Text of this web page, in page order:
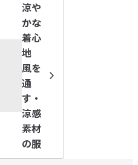
シルエットのサロペットで
トで、風通しが良く涼やかな
アジャスターは調整可能で、
単です。Tシャツやタンクトッ
着して即決！！スッキリし
たw そして先日外出時に着
の素材のファンになりまし
を購入！
Mで問題なし。後ろはギャザ
チオグリーンのようなキレ
涼や
かな
着心
地
風を
通
す・
涼感
素材
の服